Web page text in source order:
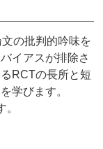
の批判的吟味を
イアスが排除さ
RCTの長所と短
学びます。